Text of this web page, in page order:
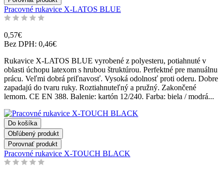
Pracovné rukavice X-LATOS BLUE
0,57€
Bez DPH: 0,46€
Rukavice X-LATOS BLUE vyrobené z polyesteru, potiahnuté v
oblasti úchopu latexom s hrubou štruktúrou. Perfektné pre manuálnu
prácu. Veľmi dobrá priľnavosť. Vysoká odolnosť proti oderu. Dobre
zapadajú do tvaru ruky. Roztiahnuteľný a pružný. Zakončené
lemom. CE EN 388. Balenie: kartón 12/240. Farba: biela / modrá...
Do košíka
Obľúbený produkt
Porovnať produkt
Pracovné rukavice X-TOUCH BLACK